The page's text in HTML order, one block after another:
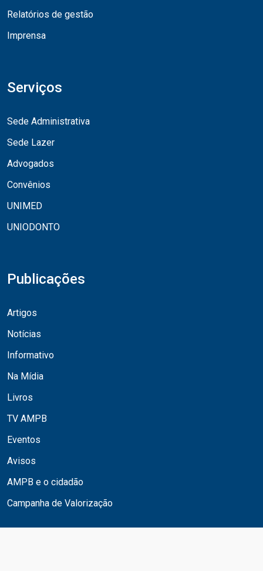
Relatórios de gestão
Imprensa
Serviços
Sede Administrativa
Sede Lazer
Advogados
Convênios
UNIMED
UNIODONTO
Publicações
Artigos
Notícias
Informativo
Na Mídia
Livros
TV AMPB
Eventos
Avisos
AMPB e o cidadão
Campanha de Valorização